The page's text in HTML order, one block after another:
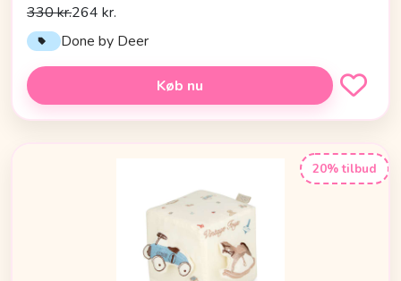
330 kr.264 kr.
Done by Deer
Køb nu
20% tilbud